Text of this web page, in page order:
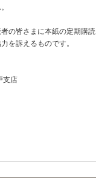
の皆さまに本紙の定期購読
を訴えるものです。
支店